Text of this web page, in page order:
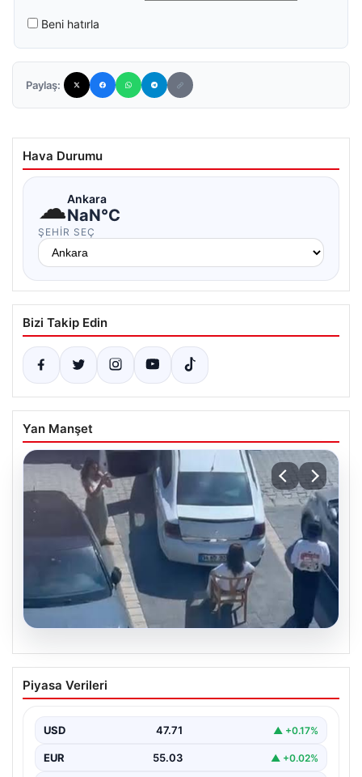
Beni hatırla
Paylaş:
Hava Durumu
☁Ankara
NaN°C
ŞEHIR SEÇ
Bizi Takip Edin
Yan Manşet
05.08.2026
Yalova’da Şaşırtan Engelleme: Kafe
Önüne Park Etmek İsteyen Sürücüye
Yalova'da yaşanan sıra dışı bir olay, gündeme damgasını
Piyasa Verileri
USD 47.71 ▲ +0.17%
EUR 55.03 ▲ +0.02%